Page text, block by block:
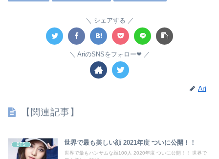
シェアする
AriのSNSをフォロー❤︎
Ari
【関連記事】
BTS 世界で最も美しい顔 2021年度 ついに公開！！
世界で最もハンサムな顔100人 2020年度 ついに公開！！ 世界で